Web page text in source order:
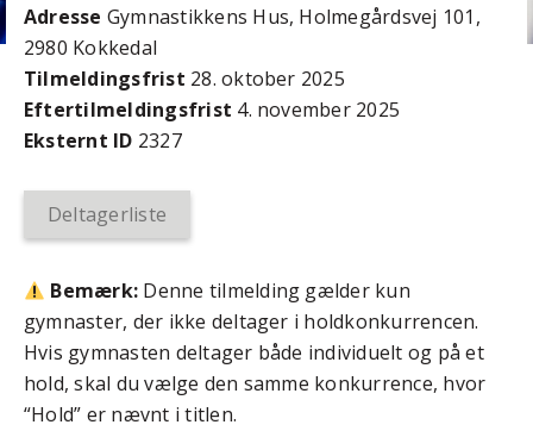
Adresse Gymnastikkens Hus, Holmegårdsvej 101,
2980 Kokkedal
Tilmeldingsfrist 28. oktober 2025
Efter­tilmeldings­frist 4. november 2025
Eksternt ID 2327
Deltagerliste
Bemærk: Denne tilmelding gælder kun
gymnaster, der ikke deltager i holdkonkurrencen.
Hvis gymnasten deltager både individuelt og på et
hold, skal du vælge den samme konkurrence, hvor
“Hold” er nævnt i titlen.